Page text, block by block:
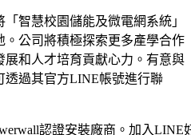
智慧校園儲能及微電網系統」
。公司將積極探索更多產學合作
和人才培育貢獻心力。有意與
透過其官方LINE帳號進行聯